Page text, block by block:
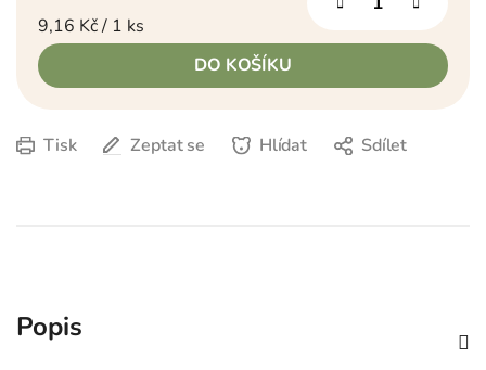
Měrná cena:
9,16 Kč / 1 ks
DO KOŠÍKU
Tisk Zeptat se Hlídat Sdílet
Popis